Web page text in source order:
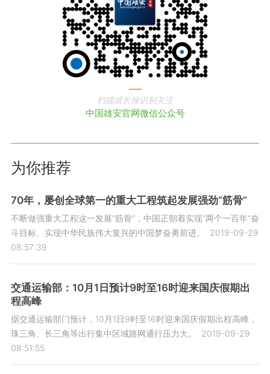
扫描或长按识别关注
中国雄安官网微信公众号
为你推荐
70年，屡创全球第一的重大工程筑起发展强劲“筋骨”
不断做强重大工程这一发展“筋骨”，中国正朝着实现“两个一百年”奋
斗目标、实现中华民族伟大复兴的中国梦奋勇前进。
2019-09-29
08:57:39
交通运输部：10月1日预计9时至16时迎来国庆假期出
程高峰
据交通运输部门预计，10月1日9时至16时迎来国庆假期出程高峰，
珠三角、长三角等出行集中区域路网通行压力大。
2019-09-29
08:51:55